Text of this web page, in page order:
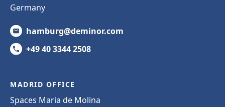
Germany
hamburg@deminor.com
+49 40 3344 2508
MADRID OFFICE
Spaces Maria de Molina